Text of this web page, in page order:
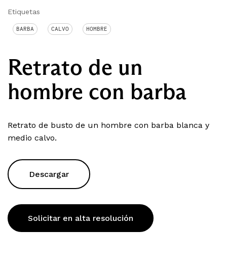
Etiquetas
BARBA CALVO HOMBRE
Retrato de un
hombre con barba
Retrato de busto de un hombre con barba blanca y
medio calvo.
Descargar
Solicitar en alta resolución